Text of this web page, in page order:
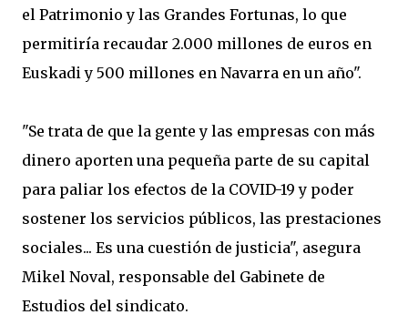
el Patrimonio y las Grandes Fortunas, lo que
permitiría recaudar 2.000 millones de euros en
Euskadi y 500 millones en Navarra en un año".
"Se trata de que la gente y las empresas con más
dinero aporten una pequeña parte de su capital
para paliar los efectos de la COVID-19 y poder
sostener los servicios públicos, las prestaciones
sociales... Es una cuestión de justicia", asegura
Mikel Noval, responsable del Gabinete de
Estudios del sindicato.